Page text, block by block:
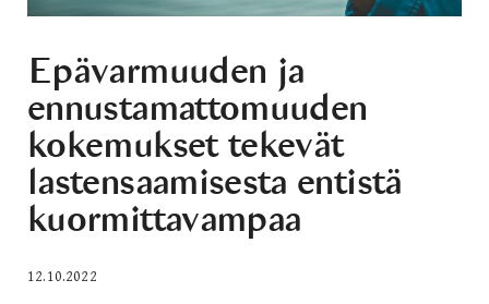
Epävarmuuden ja
ennustamattomuuden
kokemukset tekevät
lastensaamisesta entistä
kuormittavampaa
12.10.2022